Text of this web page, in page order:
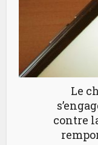
Le
contre